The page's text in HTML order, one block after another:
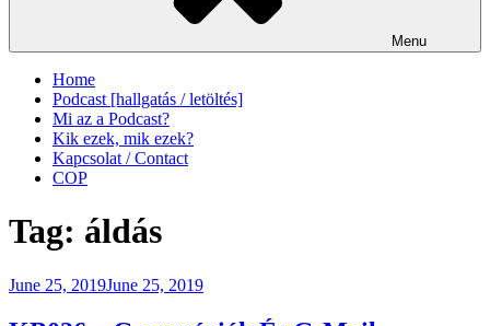
Menu
Home
Podcast [hallgatás / letöltés]
Mi az a Podcast?
Kik ezek, mik ezek?
Kapcsolat / Contact
COP
Tag: áldás
Posted
June 25, 2019June 25, 2019